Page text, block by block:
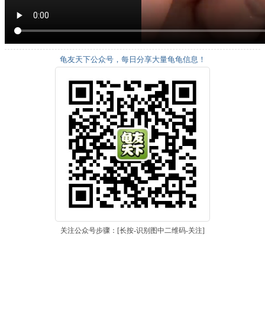
龟友天下公众号，每日分享大量龟龟信息！
关注公众号步骤：[长按-识别图中二维码-关注]